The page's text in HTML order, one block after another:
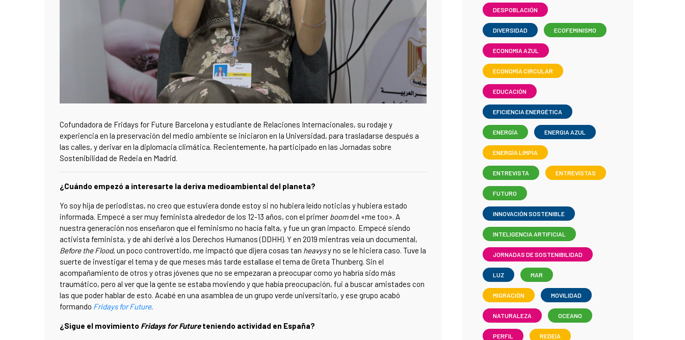
Cofundadora de Fridays for Future Barcelona y estudiante de Relaciones Internacionales, su rodaje y
experiencia en la preservación del medio ambiente se iniciaron en la Universidad, para trasladarse después a
las calles, y derivar en la diplomacia climática. Recientemente, ha participado en las Jornadas sobre
Sostenibilidad de Redeia en Madrid.
¿Cuándo empezó a interesarte la deriva medioambiental del planeta?
Yo soy hija de periodistas, no creo que estuviera donde estoy si no hubiera leído noticias y hubiera estado
informada. Empecé a ser muy feminista alrededor de los 12-13 años, con el primer boomdel «me too». A
nuestra generación nos enseñaron que el feminismo no hacía falta, y fue un gran impacto. Empecé siendo
activista feminista, y de ahí derivé a los Derechos Humanos (DDHH). Y en 2019 mientras veía un documental,
Before the Flood, un poco controvertido, me impactó que dijera cosas tan heavysy no se le hiciera caso. Tuve la
suerte de investigar el tema y de que meses más tarde estallase el tema de Greta Thunberg. Sin el
acompañamiento de otros y otras jóvenes que no se empezaran a preocupar como yo habría sido más
traumático, pero al ver que la gente se estaba moviendo y que había preocupación, fui a buscar amistades con
las que poder hablar de esto. Acabé en una asamblea de un grupo verde universitario, y ese grupo acabó
formando Fridays for Future.
¿Sigue el movimiento Fridays for Futureteniendo actividad en España?
DESPOBLACIÓN
DIVERSIDAD ECOFEMINISMO
ECONOMIA AZUL
ECONOMÍA CIRCULAR
EDUCACIÓN
EFICIENCIA ENERGÉTICA
ENERGÍA ENERGIA AZUL
ENERGÍA LIMPIA
ENTREVISTA ENTREVISTAS
FUTURO
INNOVACIÓN SOSTENIBLE
INTELIGENCIA ARTIFICIAL
JORNADAS DE SOSTENIBILIDAD
LUZ MAR
MIGRACIÓN MOVILIDAD
NATURALEZA OCEANO
PERFIL REDEIA